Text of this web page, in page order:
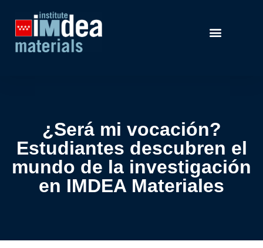
¿Será mi vocación?
Estudiantes descubren el
mundo de la investigación
en IMDEA Materiales